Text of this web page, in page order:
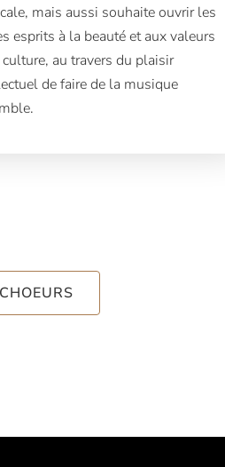
mais aussi souhaite ouvrir les
esprits à la beauté et aux valeurs
au travers du plaisir
de faire de la musique